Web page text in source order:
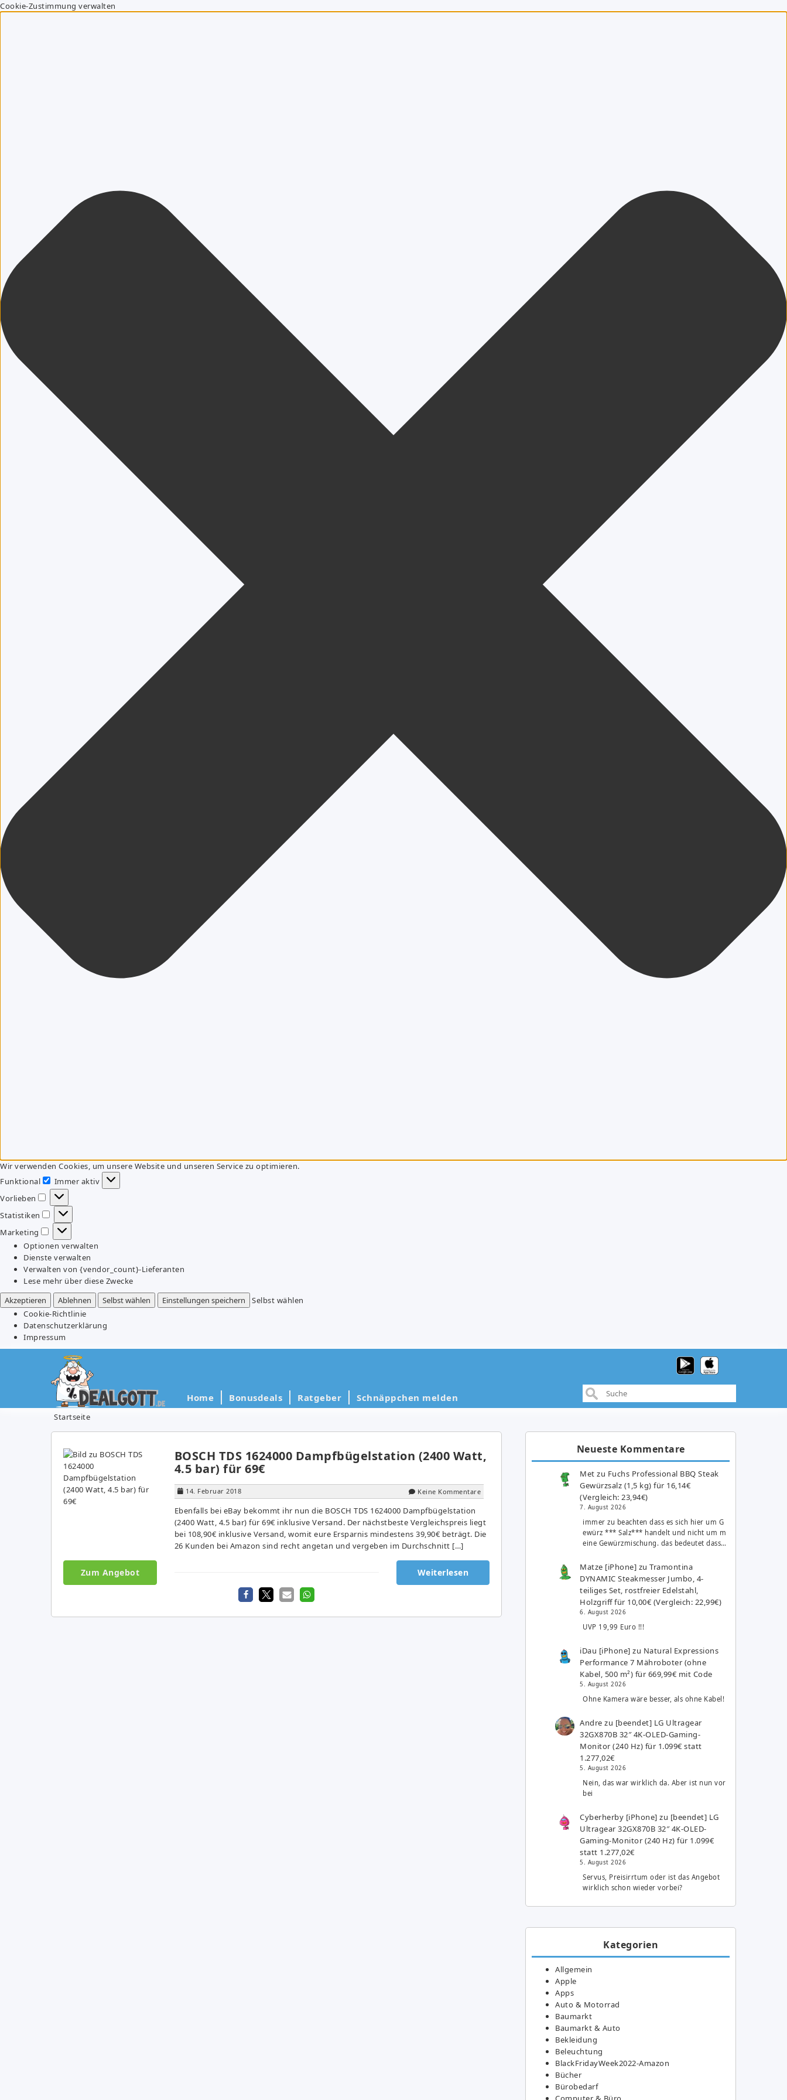
Cookie-Zustimmung verwalten
Wir verwenden Cookies, um unsere Website und unseren Service zu optimieren.
Funktional
Funktional
Immer aktiv
Vorlieben
Vorlieben
Statistiken
Statistiken
Marketing
Marketing
Optionen verwalten
Dienste verwalten
Verwalten von {vendor_count}-Lieferanten
Lese mehr über diese Zwecke
Akzeptieren
Ablehnen Selbst wählen Einstellungen speichern
Selbst wählen
Cookie-Richtlinie
Datenschutzerklärung
Impressum
Home Bonusdeals Ratgeber Schnäppchen melden
Startseite
BOSCH TDS 1624000 Dampfbügelstation (2400 Watt,
4.5 bar) für 69€
14. Februar 2018 Keine Kommentare
Ebenfalls bei eBay bekommt ihr nun die BOSCH TDS 1624000 Dampfbügelstation
(2400 Watt, 4.5 bar) für 69€ inklusive Versand. Der nächstbeste Vergleichspreis liegt
bei 108,90€ inklusive Versand, womit eure Ersparnis mindestens 39,90€ beträgt. Die
26 Kunden bei Amazon sind recht angetan und vergeben im Durchschnitt […]
Zum Angebot Weiterlesen
Neueste Kommentare
Met zu Fuchs Professional BBQ Steak
Gewürzsalz (1,5 kg) für 16,14€
(Vergleich: 23,94€)
7. August 2026
immer zu beachten dass es sich hier um G
ewürz *** Salz*** handelt und nicht um m
eine Gewürzmischung. das bedeutet dass…
Matze [iPhone] zuTramontina
DYNAMIC Steakmesser Jumbo, 4-
teiliges Set, rostfreier Edelstahl,
Holzgriff für 10,00€ (Vergleich: 22,99€)
6. August 2026
UVP 19,99 Euro !!!
iDau [iPhone] zu Natural Expressions
Performance 7 Mähroboter (ohne
Kabel, 500 m²) für 669,99€ mit Code
5. August 2026
Ohne Kamera wäre besser, als ohne Kabel!
Andre zu [beendet] LG Ultragear
32GX870B 32″ 4K-OLED-Gaming-
Monitor (240 Hz) für 1.099€ statt
1.277,02€
5. August 2026
Nein, das war wirklich da. Aber ist nun vor
bei
Cyberherby [iPhone] zu [beendet] LG
Ultragear 32GX870B 32″ 4K-OLED-
Gaming-Monitor (240 Hz) für 1.099€
statt 1.277,02€
5. August 2026
Servus, Preisirrtum oder ist das Angebot
wirklich schon wieder vorbei?
Kategorien
Allgemein
Apple
Apps
Auto & Motorrad
Baumarkt
Baumarkt & Auto
Bekleidung
Beleuchtung
BlackFridayWeek2022-Amazon
Bücher
Bürobedarf